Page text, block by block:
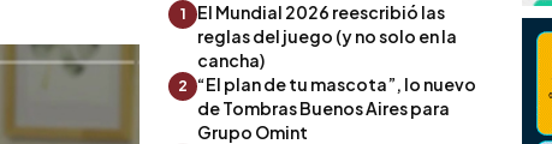
1
El Mundial 2026 reescribió las
reglas del juego (y no solo en la
cancha)
2
“El plan de tu mascota”, lo nuevo
de Tombras Buenos Aires para
Grupo Omint